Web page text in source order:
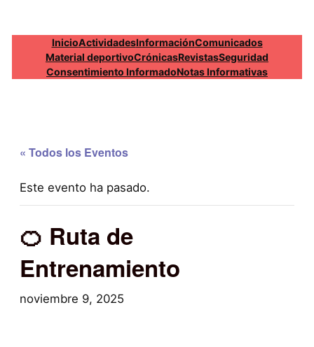
InicioActividadesInformaciónComunicados
Material deportivoCrónicasRevistasSeguridad
Consentimiento InformadoNotas Informativas
« Todos los Eventos
Este evento ha pasado.
🍊 Ruta de
Entrenamiento
noviembre 9, 2025